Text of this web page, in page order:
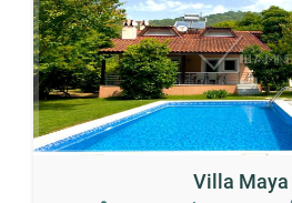
Villa Maya